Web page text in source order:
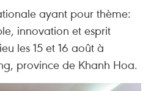
ayant pour thème:
innovation et esprit
les 15 et 16 août à
province de Khanh Hoa.